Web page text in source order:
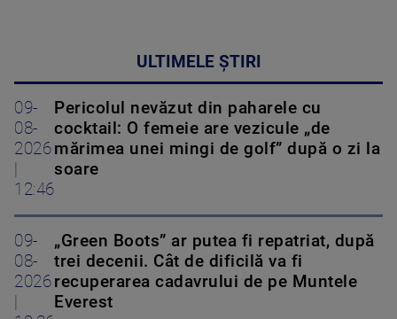
ULTIMELE ȘTIRI
09-
08-
2026
12:46
Pericolul nevăzut din paharele cu
cocktail: O femeie are vezicule „de
mărimea unei mingi de golf” după o zi la
soare
09-
08-
2026
„Green Boots” ar putea fi repatriat, după
trei decenii. Cât de dificilă va fi
recuperarea cadavrului de pe Muntele
Everest